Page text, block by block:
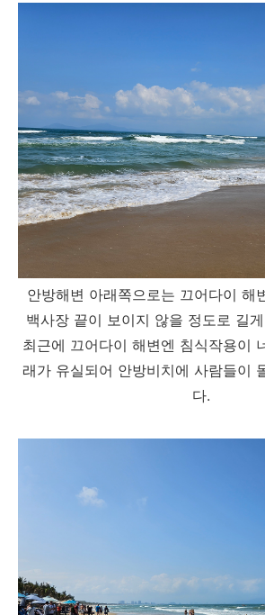
안방해변 아래쪽으로는 끄어다이 해
백사장 끝이 보이지 않을 정도로 길
최근에 끄어다이 해변엔 침식작용이
래가 유실되어 안방비치에 사람들이
다.